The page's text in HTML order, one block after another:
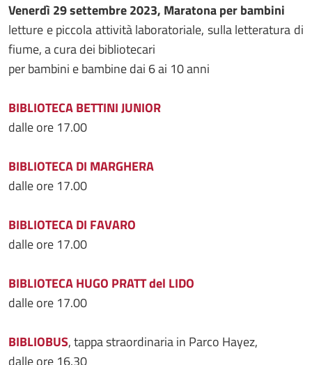
Venerdì 29 settembre 2023, Maratona per bambini
letture e piccola attività laboratoriale, sulla letteratura di
fiume, a cura dei bibliotecari
per bambini e bambine dai 6 ai 10 anni
BIBLIOTECA BETTINI JUNIOR
dalle ore 17.00
BIBLIOTECA DI MARGHERA
dalle ore 17.00
BIBLIOTECA DI FAVARO
dalle ore 17.00
BIBLIOTECA HUGO PRATT del LIDO
dalle ore 17.00
BIBLIOBUS, tappa straordinaria in Parco Hayez,
dalle ore 16.30